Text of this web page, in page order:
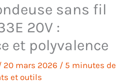
sans fil
20V :
et polyvalence
20 mars 2026 / 5 minutes de
et outils